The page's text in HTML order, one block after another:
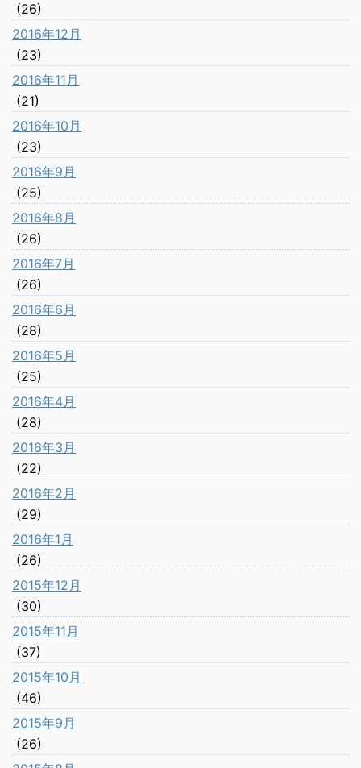
(26)
2016年12月
(23)
2016年11月
(21)
2016年10月
(23)
2016年9月
(25)
2016年8月
(26)
2016年7月
(26)
2016年6月
(28)
2016年5月
(25)
2016年4月
(28)
2016年3月
(22)
2016年2月
(29)
2016年1月
(26)
2015年12月
(30)
2015年11月
(37)
2015年10月
(46)
2015年9月
(26)